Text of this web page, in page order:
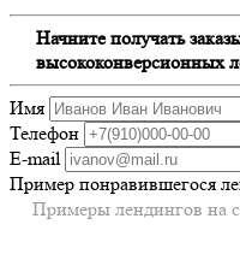
Начните получать
высококонверсионных
Имя
Телефон
E-mail
Пример понравившегося
Примеры лендингов на